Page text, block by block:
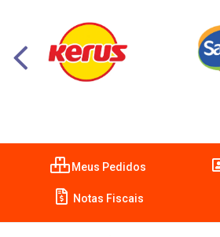
Meus Pedidos
Notas Fiscais